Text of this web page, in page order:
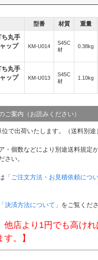
型番 材質 重量
ち丸手
ップ
KM-U014
S45C
材
0.38kg
ち丸手
ップ
KM-U013
S45C
材
1.10kg
ご案内（お読みください）
位で出荷いたします。（送料別途
・個数などにより別途送料規定
さい。
「ご注文方法・お見積依頼につい
「決済方法について」 をご覧くださ
他店より1円でも高け
。】